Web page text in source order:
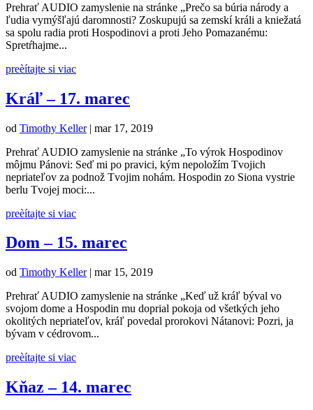
Prehrať AUDIO zamyslenie na stránke „Prečo sa búria národy a
ľudia vymýšľajú daromnosti? Zoskupujú sa zemskí králi a kniežatá
sa spolu radia proti Hospodinovi a proti Jeho Pomazanému:
Spretŕhajme...
preèítajte si viac
Kráľ – 17. marec
od Timothy Keller| mar 17, 2019
Prehrať AUDIO zamyslenie na stránke „To výrok Hospodinov
môjmu Pánovi: Seď mi po pravici, kým nepoložím Tvojich
nepriateľov za podnož Tvojim nohám. Hospodin zo Siona vystrie
berlu Tvojej moci:...
preèítajte si viac
Dom – 15. marec
od Timothy Keller| mar 15, 2019
Prehrať AUDIO zamyslenie na stránke „Keď už kráľ býval vo
svojom dome a Hospodin mu doprial pokoja od všetkých jeho
okolitých nepriateľov, kráľ povedal prorokovi Nátanovi: Pozri, ja
bývam v cédrovom...
preèítajte si viac
Kňaz – 14. marec